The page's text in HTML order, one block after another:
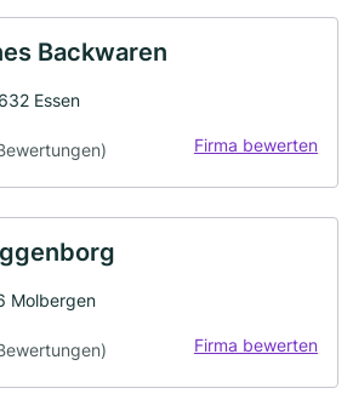
Backwaren
Essen
Firma bewerten
Molbergen
Firma bewerten